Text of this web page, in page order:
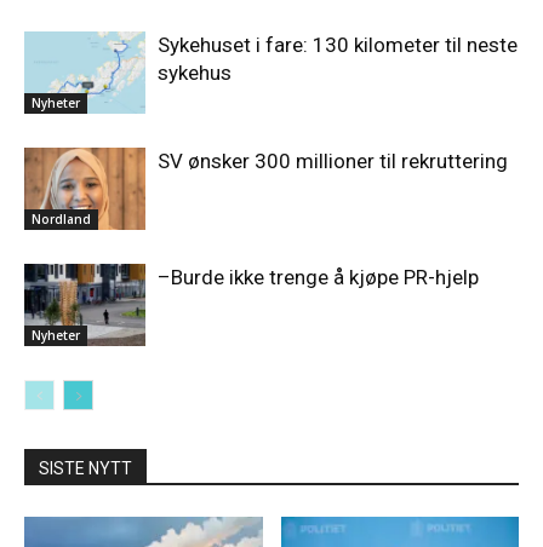
Nyheter
Sykehuset i fare: 130 kilometer til neste
sykehus
Nordland
SV ønsker 300 millioner til rekruttering
Nyheter
–Burde ikke trenge å kjøpe PR-hjelp
SISTE NYTT